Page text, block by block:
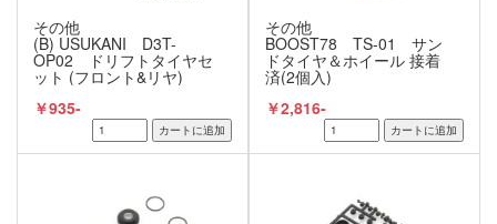
その他
(B) USUKANI D3T-
OP02 ドリフトタイヤセ
ット (フロント&リヤ)
￥935-
その他
BOOST78 TS-01 サン
ドタイヤ＆ホイール 接着
済(2個入)
￥2,816-